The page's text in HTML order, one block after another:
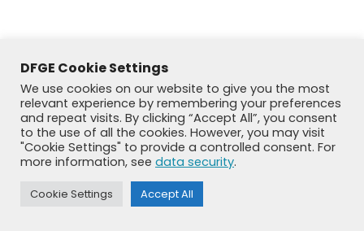
© DFGE 2026. All rights reserved.
Previously used menu 1
+49 8192 99 7 33-20
DFGE Cookie Settings
We use cookies on our website to give you the most
relevant experience by remembering your preferences
and repeat visits. By clicking “Accept All”, you consent
to the use of all the cookies. However, you may visit
"Cookie Settings" to provide a controlled consent. For
more information, see data security.
Cookie Settings Accept All